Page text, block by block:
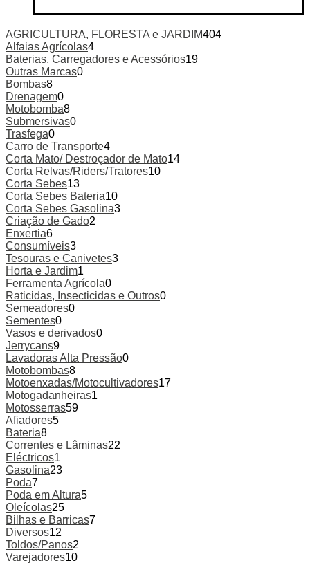
AGRICULTURA, FLORESTA e JARDIM404
Alfaias Agrícolas4
Baterias, Carregadores e Acessórios19
Outras Marcas0
Bombas8
Drenagem0
Motobomba8
Submersivas0
Trasfega0
Carro de Transporte4
Corta Mato/ Destroçador de Mato14
Corta Relvas/Riders/Tratores10
Corta Sebes13
Corta Sebes Bateria10
Corta Sebes Gasolina3
Criação de Gado2
Enxertia6
Consumíveis3
Tesouras e Canivetes3
Horta e Jardim1
Ferramenta Agrícola0
Raticidas, Insecticidas e Outros0
Semeadores0
Sementes0
Vasos e derivados0
Jerrycans9
Lavadoras Alta Pressão0
Motobombas8
Motoenxadas/Motocultivadores17
Motogadanheiras1
Motosserras59
Afiadores5
Bateria8
Correntes e Lâminas22
Eléctricos1
Gasolina23
Poda7
Poda em Altura5
Oleícolas25
Bilhas e Barricas7
Diversos12
Toldos/Panos2
Varejadores10